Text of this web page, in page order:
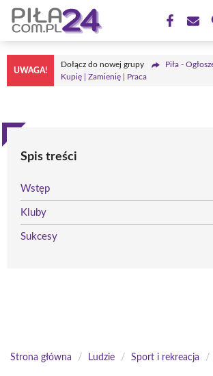
Przejdź
treści
UWAGA!
Dołącz do nowej grupy
Piła -
Kupię | Zamienię | Praca
Spis treści
Wstęp
Kluby
Sukcesy
Strona główna / Ludzie / Sport i rekreacja /